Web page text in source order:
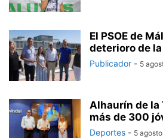
El PSOE de
deterioro de
Publicador - 5
Alhaurín de la
más de 300
Deportes - 5